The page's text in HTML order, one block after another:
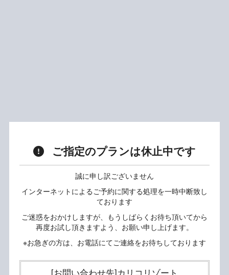
ご指定のプランは休止中です
誠に申し訳ございません
インターネットによるご予約に関する処理を一時中断致し
ております
ご迷惑をおかけしますが、もうしばらくお待ち頂いてから
再度お試し頂きますよう、お願い申し上げます。
※お急ぎの方は、お電話にてご連絡をお待ちしております
[お問い合わせ先]カリコリゾート